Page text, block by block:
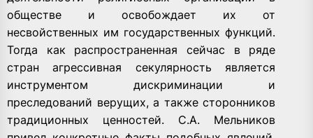
обществе и освобождает их от
несвойственных им государственных функций.
Тогда как распространенная сейчас в ряде
стран агрессивная секулярность является
инструментом дискриминации и
преследований верущих, а также сторонников
традиционных ценностей. С.А. Мельников